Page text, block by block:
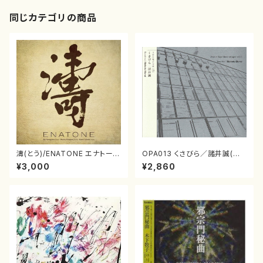
同じカテゴリの商品
濤(とう)/ENATONE エナトーネ
(CD)
¥3,000
OPA013 くさびら／諸井誠(電
子音楽／CD)
¥2,860